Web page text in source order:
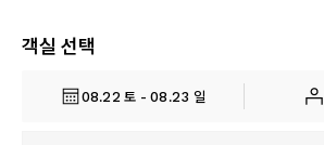
객실 선택
08.22 토 - 08.23 일